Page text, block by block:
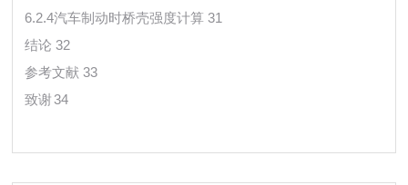
6.2.4汽车制动时桥壳强度计算 31
结论 32
参考文献 33
致谢34